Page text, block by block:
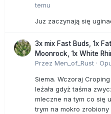
temu
Juz zaczynają się
3x mix Fast Buds, 1x
Moonrock, 1x White
Przez Men_of_Rust ·
Siema. Wczoraj
leżała gdyż taśma
mleczne na tym co się
trym na mokro